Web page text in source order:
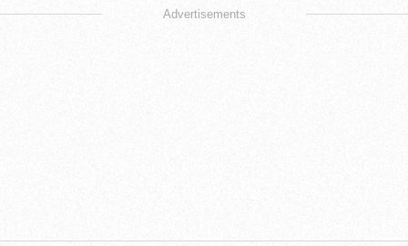
Advertisements